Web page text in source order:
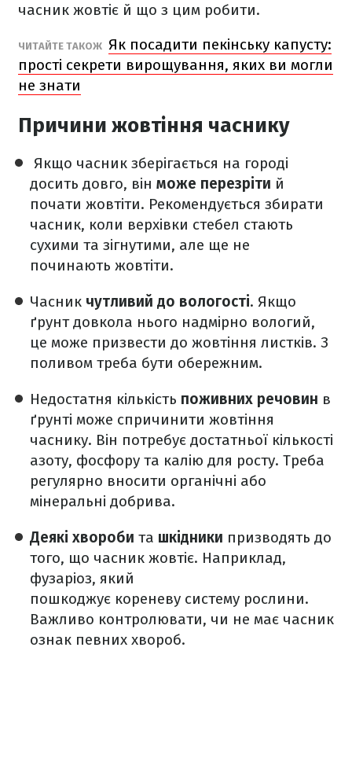
часник жовтіє й що з цим робити.
ЧИТАЙТЕ ТАКОЖ Як посадити пекінську капусту:
прості секрети вирощування, яких ви могли
не знати
Причини жовтіння часнику
Якщо часник зберігається на городі
досить довго, він може перезріти й
почати жовтіти. Рекомендується збирати
часник, коли верхівки стебел стають
сухими та зігнутими, але ще не
починають жовтіти.
Часник чутливий до вологості. Якщо
ґрунт довкола нього надмірно вологий,
це може призвести до жовтіння листків. З
поливом треба бути обережним.
Недостатня кількість поживних речовин в
ґрунті може спричинити жовтіння
часнику. Він потребує достатньої кількості
азоту, фосфору та калію для росту. Треба
регулярно вносити органічні або
мінеральні добрива.
Деякі хвороби та шкідники призводять до
того, що часник жовтіє. Наприклад,
фузаріоз, який
пошкоджує кореневу систему рослини.
Важливо контролювати, чи не має часник
ознак певних хвороб.